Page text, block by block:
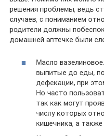
решения проблемы, ведь
случаев, с пониманием
родители должны
домашней аптечке были
Масло
выпитые до еды,
дефекации, при
Но часто
так как могут
числу которых
кишечника, а